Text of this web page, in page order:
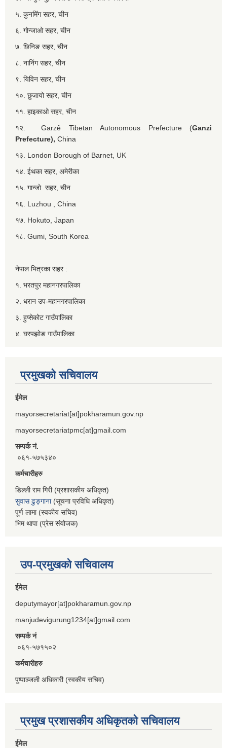
५. कुनमिंग सहर, चीन
६. गोन्जाओ सहर, चीन
७. छिनिङ सहर, चीन
८. नानिंग सहर, चीन
९. यिविन सहर, चीन
१०. छुजायो सहर, चीन
११. हाइकाओ सहर, चीन
१२. Garzê Tibetan Autonomous Prefecture (Ganzi
Prefecture), China
१३. London Borough of Barnet, UK
१४. ईथका सहर, अमेरीका
१५. गान्जो सहर, चीन
१६. Luzhou , China
१७. Hokuto, Japan
१८. Gumi, South Korea
नेपाल भित्रका सहर :
१. भरतपुर महानगरपालिका
२. धरान उप-महानगरपालिका
३. हुप्सेकोट गाउँपालिका
४. घरपझोङ गाउँपालिका
प्रमुखको सचिवालय
ईमेल
mayorsecretariat[at]pokharamun.gov.np
mayorsecretariatpmc[at]gmail.com
सम्पर्क नं.
०६१-५७५३४०
कर्मचारीहरु
डिल्ली राम गिरी (प्रशासकीय अधिकृत)
सुवास ढुङ्गाना(सूचना प्रविधि अधिकृत)
पूर्ण लामा (स्वकीय सचिव)
भिम थापा (प्रेस संयोजक)
उप-प्रमुखको सचिवालय
ईमेल
deputymayor[at]pokharamun.gov.np
manjudevigurung1234[at]gmail.com
सम्पर्क नं
०६१-५७१५०२
कर्मचारीहरु
पुष्पाञ्जली अधिकारी (स्वकीय सचिव)
प्रमुख प्रशासकीय अधिकृतको सचिवालय
ईमेल